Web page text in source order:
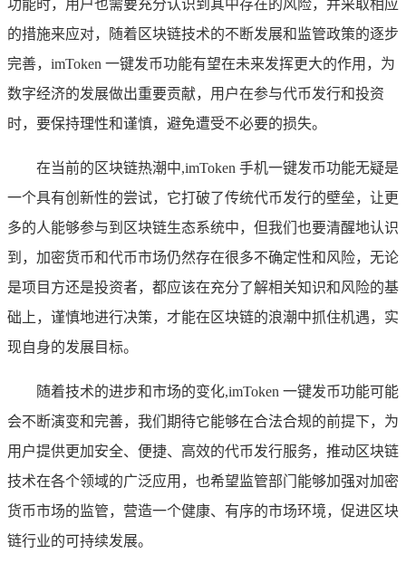
功能时，用户也需要充分认识到其中存在的风险，并采取相应
的措施来应对，随着区块链技术的不断发展和监管政策的逐步
完善，imToken 一键发币功能有望在未来发挥更大的作用，为
数字经济的发展做出重要贡献，用户在参与代币发行和投资
时，要保持理性和谨慎，避免遭受不必要的损失。
在当前的区块链热潮中,imToken 手机一键发币功能无疑是
一个具有创新性的尝试，它打破了传统代币发行的壁垒，让更
多的人能够参与到区块链生态系统中，但我们也要清醒地认识
到，加密货币和代币市场仍然存在很多不确定性和风险，无论
是项目方还是投资者，都应该在充分了解相关知识和风险的基
础上，谨慎地进行决策，才能在区块链的浪潮中抓住机遇，实
现自身的发展目标。
随着技术的进步和市场的变化,imToken 一键发币功能可能
会不断演变和完善，我们期待它能够在合法合规的前提下，为
用户提供更加安全、便捷、高效的代币发行服务，推动区块链
技术在各个领域的广泛应用，也希望监管部门能够加强对加密
货币市场的监管，营造一个健康、有序的市场环境，促进区块
链行业的可持续发展。